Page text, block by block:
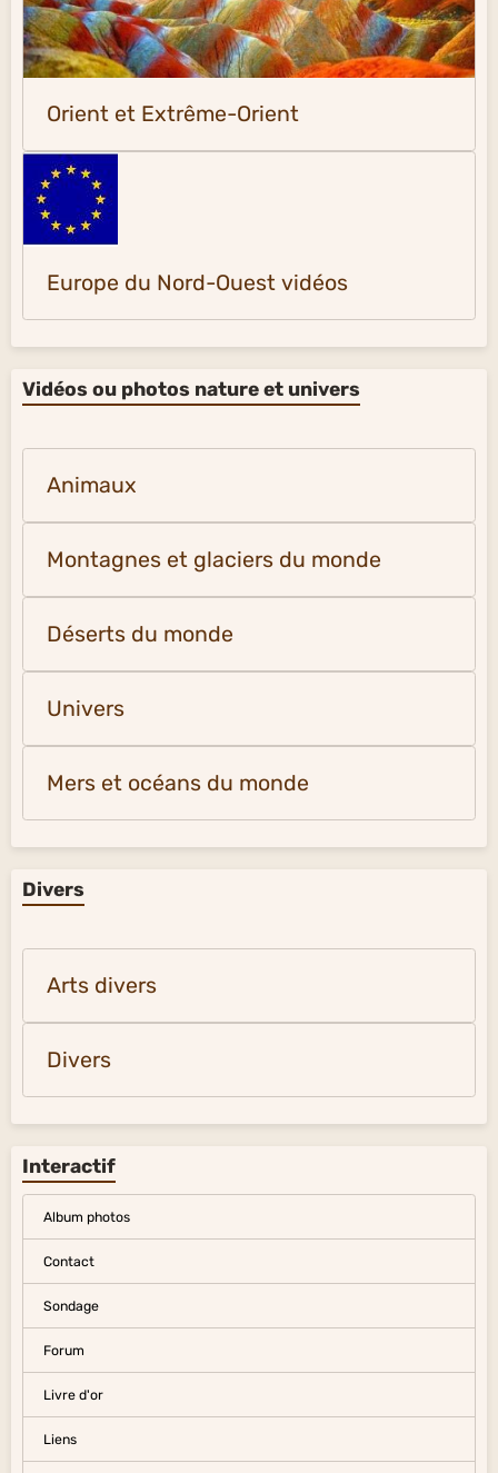
Orient et Extrême-Orient
Europe du Nord-Ouest vidéos
Vidéos ou photos nature et univers
Animaux
Montagnes et glaciers du monde
Déserts du monde
Univers
Mers et océans du monde
Divers
Arts divers
Divers
Interactif
Album photos
Contact
Sondage
Forum
Livre d'or
Liens